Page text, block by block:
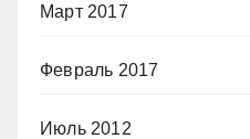
Март 2017
Февраль 2017
Июль 2012